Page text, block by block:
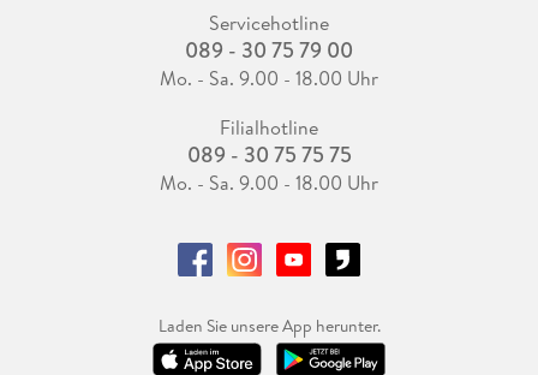
Servicehotline
089 - 30 75 79 00
Mo. - Sa. 9.00 - 18.00 Uhr
Filialhotline
089 - 30 75 75 75
Mo. - Sa. 9.00 - 18.00 Uhr
Laden Sie unsere App herunter.